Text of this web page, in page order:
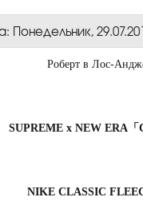
Понедельник,
Роберт в Лос-
SUPREME x NEW ERA
NIKE CLASSIC